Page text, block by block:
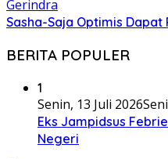
Sasha-Saja Optimis
BERITA POPULER
1
Senin, 13 Juli 2026
Eks Jampidsus
Negeri